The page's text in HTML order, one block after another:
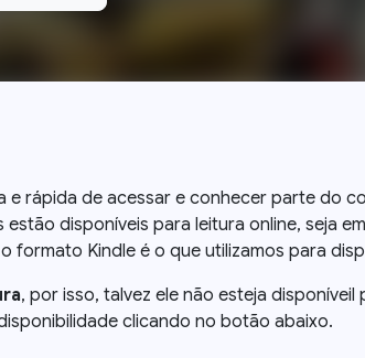
e rápida de acessar e conhecer parte do
disponíveis para leitura online, seja
formato Kindle é o que utilizamos para
, por isso, talvez ele não esteja disponíveil
clicando no botão abaixo.